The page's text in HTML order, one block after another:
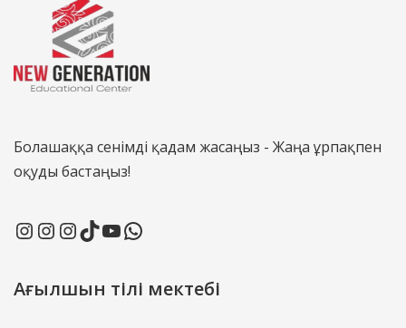
Болашаққа сенімді қадам жасаңыз - Жаңа ұрпақпен
оқуды бастаңыз!
Ағылшын тілі мектебі